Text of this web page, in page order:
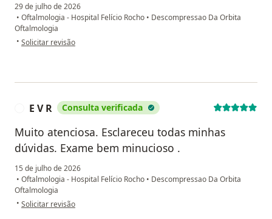
29 de julho de 2026
• Oftalmologia - Hospital Felício Rocho • Descompressao Da Orbita
Oftalmologia
• na opinião do utilizador Marcos Arcanjo
Solicitar revisão
E V R Consulta verificada
Muito atenciosa. Esclareceu todas minhas
dúvidas. Exame bem minucioso .
15 de julho de 2026
• Oftalmologia - Hospital Felício Rocho • Descompressao Da Orbita
Oftalmologia
• na opinião do utilizador E V R
Solicitar revisão